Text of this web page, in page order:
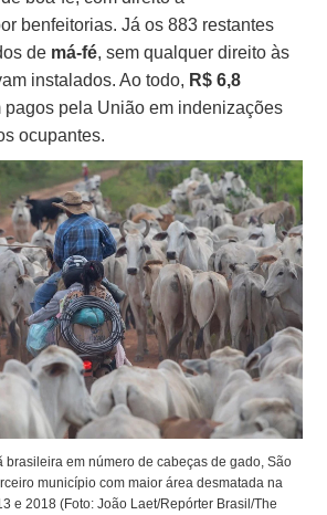
benfeitorias. Já os 883 restantes
de má-fé, sem qualquer direito às
instalados. Ao todo, R$ 6,8
pagos pela União em indenizações
ocupantes.
brasileira em número de cabeças de gado, São
município com maior área desmatada na
e 2018 (Foto: João Laet/Repórter Brasil/The